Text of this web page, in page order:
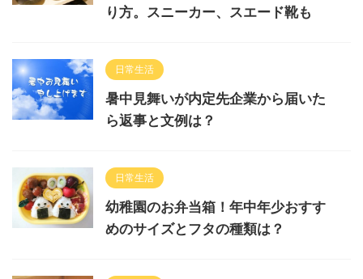
り方。スニーカー、スエード靴も
日常生活
暑中見舞いが内定先企業から届いた
ら返事と文例は？
日常生活
幼稚園のお弁当箱！年中年少おすす
めのサイズとフタの種類は？